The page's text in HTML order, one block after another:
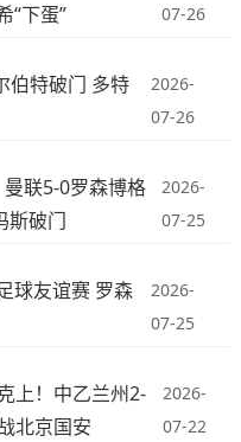
“下蛋”
07-26
伯特破门 多特
2026-
07-26
联5-0罗森博格
斯破门
2026-
07-25
球友谊赛 罗森
2026-
07-25
上！中乙兰州2-
北京国安
2026-
07-22